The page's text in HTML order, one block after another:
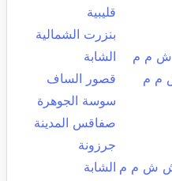
قليبية
بنزرت الشمالية
ش م م
الشابة
م م
قصور الساف
سوسة الجوهرة
صفاقس المدينة
جرزونة
ش ش م م الشابة